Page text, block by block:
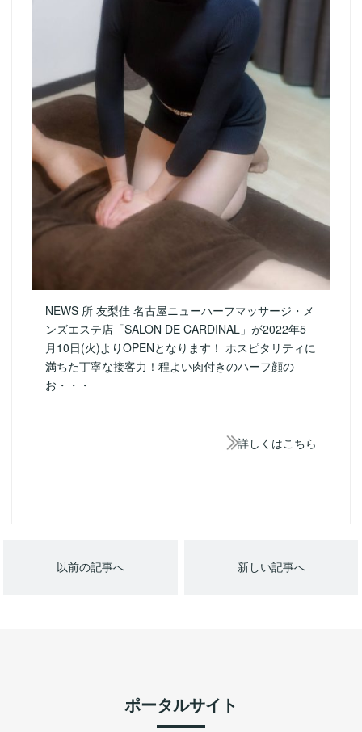
NEWS 所 友梨佳 名古屋ニューハーフマッサージ・メ
ンズエステ店「SALON DE CARDINAL」が2022年5
月10日(火)よりOPENとなります！ ホスピタリティに
満ちた丁寧な接客力！程よい肉付きのハーフ顔の
お・・・
詳しくはこちら
以前の記事へ 新しい記事へ
ポータルサイト